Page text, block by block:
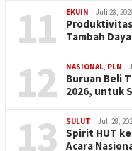
11 EKUIN Juli 28,
Tambah
12 NASIONAL, PLN
Buruan Beli
2026, untuk
13 SULUT Juli 28,
Spirit HUT ke
Acara